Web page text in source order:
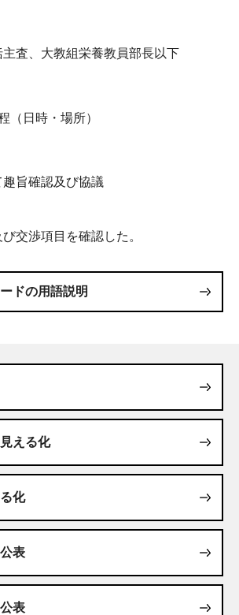
査、大教組栄養教員部長以下
（日時・場所）
旨確認及び協議
交渉項目を確認した。
ドの用語説明
える化
化
表
表